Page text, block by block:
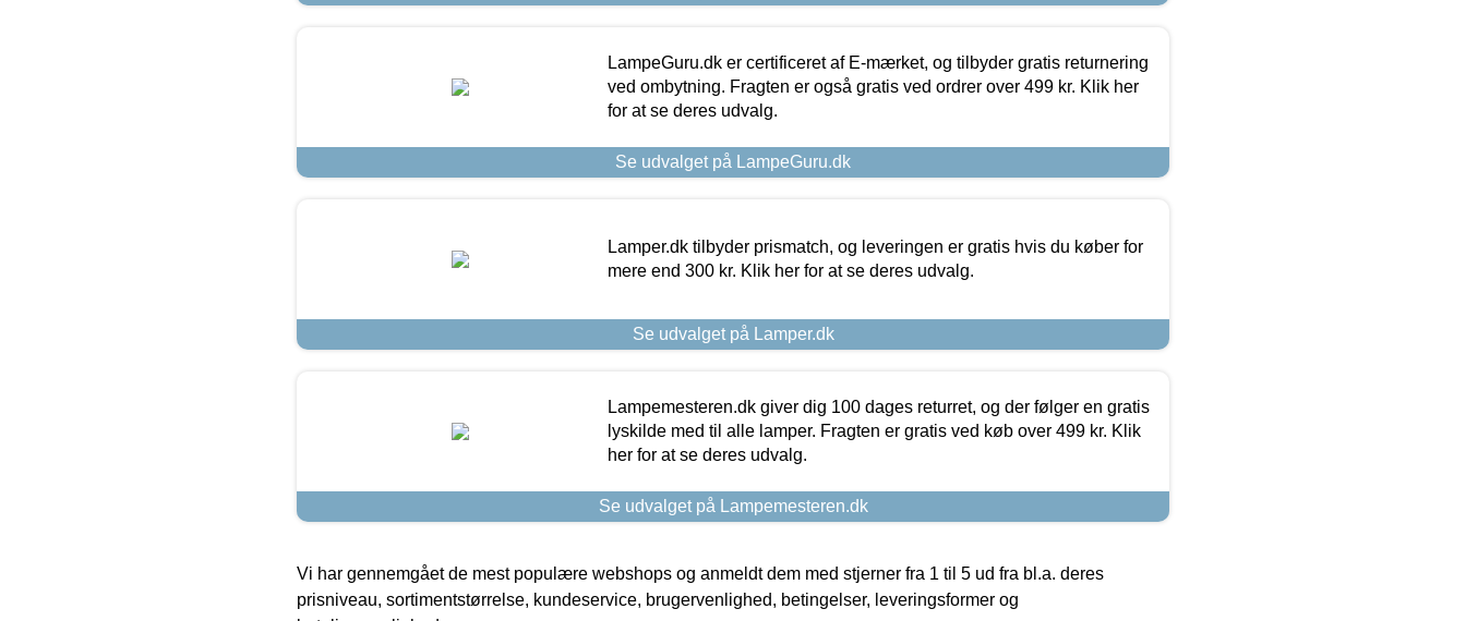
LampeGuru.dk er certificeret af E-mærket, og tilbyder gratis returnering
ved ombytning. Fragten er også gratis ved ordrer over 499 kr. Klik her
for at se deres udvalg.
Se udvalget på LampeGuru.dk
Lamper.dk tilbyder prismatch, og leveringen er gratis hvis du køber for
mere end 300 kr. Klik her for at se deres udvalg.
Se udvalget på Lamper.dk
Lampemesteren.dk giver dig 100 dages returret, og der følger en gratis
lyskilde med til alle lamper. Fragten er gratis ved køb over 499 kr. Klik
her for at se deres udvalg.
Se udvalget på Lampemesteren.dk
Vi har gennemgået de mest populære webshops og anmeldt dem med stjerner fra 1 til 5 ud fra bl.a. deres
prisniveau, sortimentstørrelse, kundeservice, brugervenlighed, betingelser, leveringsformer og